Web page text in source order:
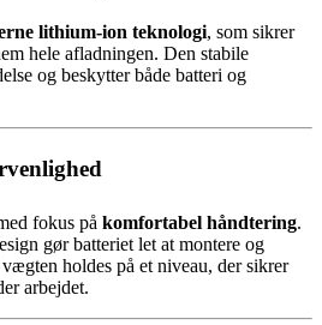
lithium-ion teknologi, som sikrer
hele afladningen. Den stabile
og beskytter både batteri og
fokus på komfortabel håndtering.
gør batteriet let at montere og
holdes på et niveau, der sikrer
arbejdet.